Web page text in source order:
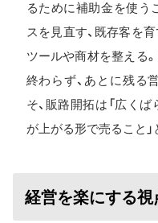
るために補助金を使う
スを見直す、既存客を
ツールや商材を整える
終わらず、あとに残る
そ、販路開拓は「広くば
が上がる形で売ること
経営を楽にする視